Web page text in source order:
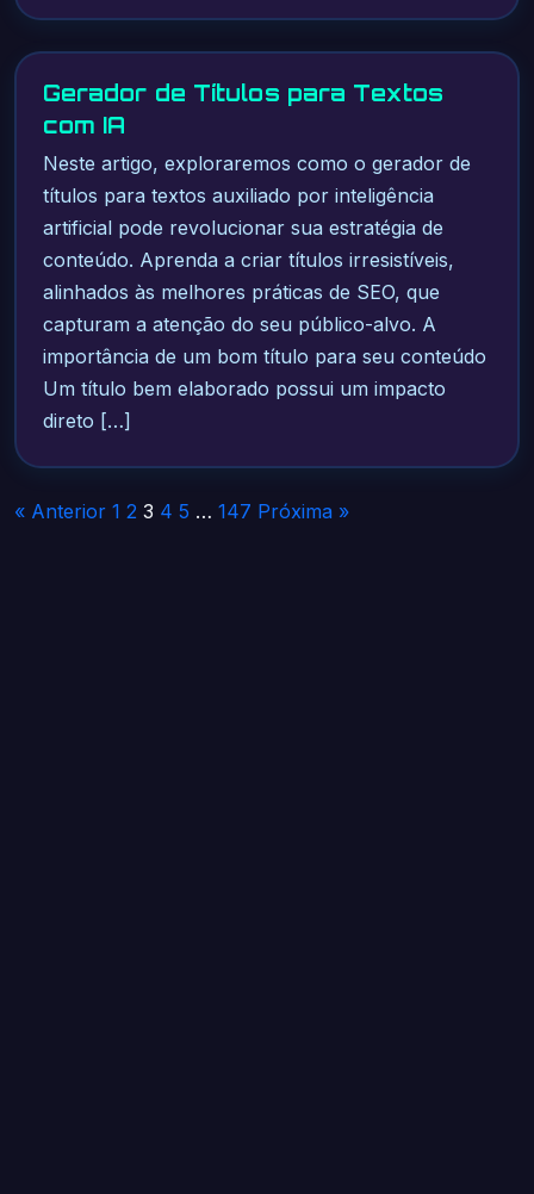
Gerador de Títulos para Textos
com IA
Neste artigo, exploraremos como o gerador de
títulos para textos auxiliado por inteligência
artificial pode revolucionar sua estratégia de
conteúdo. Aprenda a criar títulos irresistíveis,
alinhados às melhores práticas de SEO, que
capturam a atenção do seu público-alvo. A
importância de um bom título para seu conteúdo
Um título bem elaborado possui um impacto
direto […]
Paginação
« Anterior 1 2 3 4 5 … 147 Próxima »